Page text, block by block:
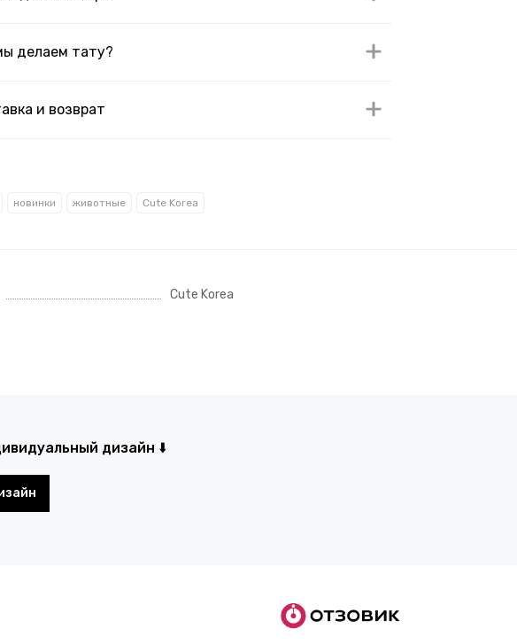
делаем тату?
и возврат
новинки животные Cute Korea
Cute Korea
дизайн ⬇️